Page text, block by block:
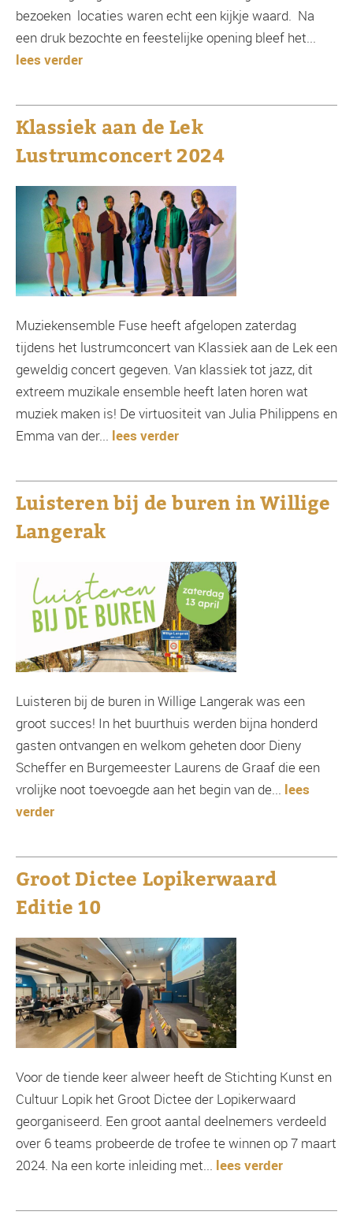
bezoeken locaties waren echt een kijkje waard. Na
een druk bezochte en feestelijke opening bleef het...
lees verder
Klassiek aan de Lek
Lustrumconcert 2024
Muziekensemble Fuse heeft afgelopen zaterdag
tijdens het lustrumconcert van Klassiek aan de Lek een
geweldig concert gegeven. Van klassiek tot jazz, dit
extreem muzikale ensemble heeft laten horen wat
muziek maken is! De virtuositeit van Julia Philippens en
Emma van der... lees verder
Luisteren bij de buren in Willige
Langerak
Luisteren bij de buren in Willige Langerak was een
groot succes! In het buurthuis werden bijna honderd
gasten ontvangen en welkom geheten door Dieny
Scheffer en Burgemeester Laurens de Graaf die een
vrolijke noot toevoegde aan het begin van de... lees
verder
Groot Dictee Lopikerwaard
Editie 10
Voor de tiende keer alweer heeft de Stichting Kunst en
Cultuur Lopik het Groot Dictee der Lopikerwaard
georganiseerd. Een groot aantal deelnemers verdeeld
over 6 teams probeerde de trofee te winnen op 7 maart
2024. Na een korte inleiding met... lees verder